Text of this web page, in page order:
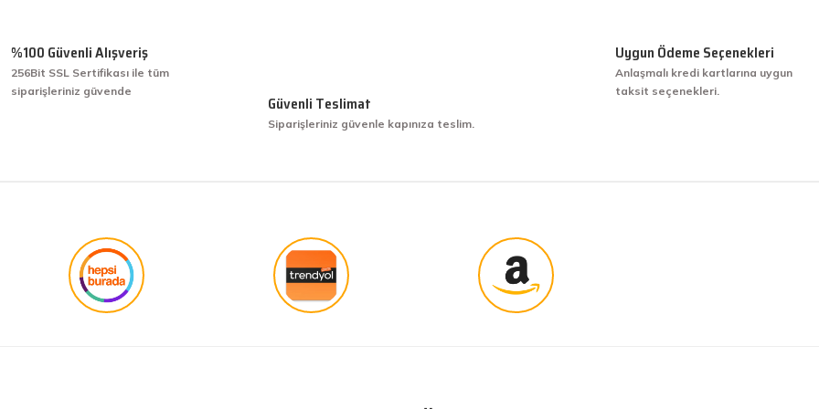
hakkıyla yapmak diye buna derim.
%100 Güvenli Alışveriş
256Bit SSL Sertifikası ile tüm
siparişleriniz güvende
Güvenli Teslimat
Siparişleriniz güvenle kapınıza teslim.
Uygun Ödeme Seçenekleri
Anlaşmalı kredi kartlarına uygun
taksit seçenekleri.